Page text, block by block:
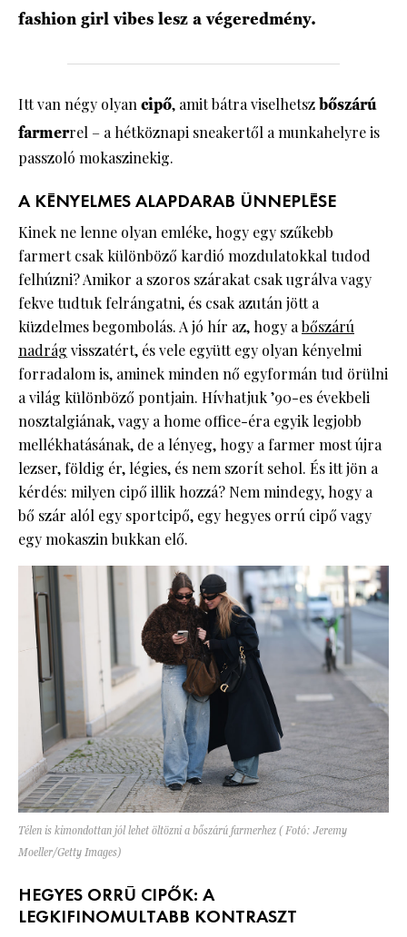
fashion girl vibes lesz a végeredmény.
Itt van négy olyan cipő, amit bátra viselhetszbőszárú
farmerrel – a hétköznapi sneakertől a munkahelyre is
passzoló mokaszinekig.
A KÉNYELMES ALAPDARAB ÜNNEPLÉSE
Kinek ne lenne olyan emléke, hogy egy szűkebb
farmert csak különböző kardió mozdulatokkal tudod
felhúzni? Amikor a szoros szárakat csak ugrálva vagy
fekve tudtuk felrángatni, és csak azután jött a
küzdelmes begombolás. A jó hír az, hogy a bőszárú
nadrág visszatért, és vele együtt egy olyan kényelmi
forradalom is, aminek minden nő egyformán tud örülni
a világ különböző pontjain. Hívhatjuk ’90-es évekbeli
nosztalgiának, vagy a home office-éra egyik legjobb
mellékhatásának, de a lényeg, hogy a farmer most újra
lezser, földig ér, légies, és nem szorít sehol. És itt jön a
kérdés: milyen cipő illik hozzá? Nem mindegy, hogy a
bő szár alól egy sportcipő, egy hegyes orrú cipő vagy
egy mokaszin bukkan elő.
Télen is kimondottan jól lehet öltözni a bőszárú farmerhez ( Fotó: Jeremy
Moeller/Getty Images)
HEGYES ORRÚ CIPŐK: A
LEGKIFINOMULTABB KONTRASZT